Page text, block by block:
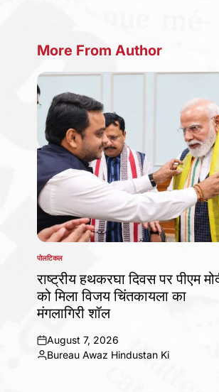
More From Author
POSTED
IN
पोलटिकल
राष्ट्रीय हथकरघा दिवस पर पीएम
को मिला विजय चिंतकायला का
मंगलागिरी शॉल
on
August 7, 2026
Posted
Bureau Awaz Hindustan Ki